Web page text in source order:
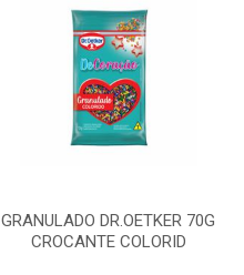
GRANULADO DR.OETKER 70G
CROCANTE COLORID